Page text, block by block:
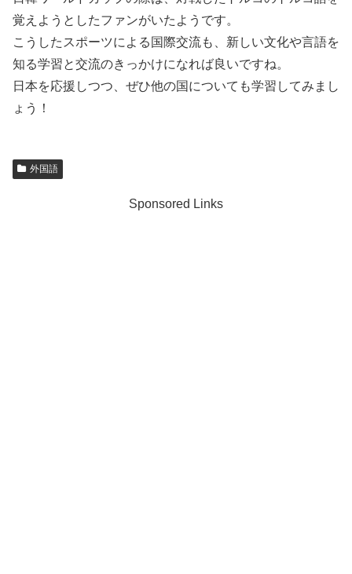
覚えようとしたファンがいたようです。
こうしたスポーツによる国際交流も、新しい文化や言語を
知る学習と交流のきっかけになれば良いですね。
日本を応援しつつ、ぜひ他の国についても学習してみまし
ょう！
外国語
Sponsored Links